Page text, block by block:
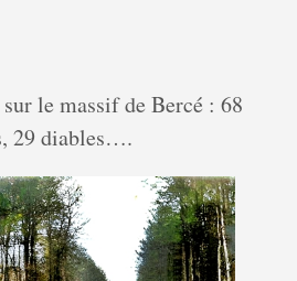
le massif de Bercé : 68
29 diables….